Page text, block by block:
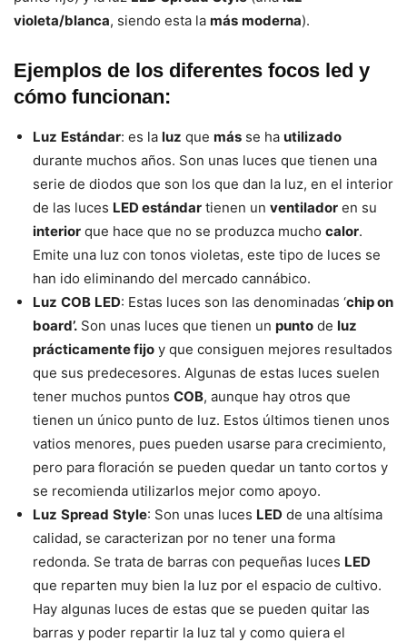
violeta/blanca, siendo esta la más moderna).
Ejemplos de los diferentes focos led y
cómo funcionan:
Luz Estándar: es la luz que más se ha utilizado
durante muchos años. Son unas luces que tienen una
serie de diodos que son los que dan la luz, en el interior
de las luces LED estándar tienen un ventilador en su
interior que hace que no se produzca mucho calor.
Emite una luz con tonos violetas, este tipo de luces se
han ido eliminando del mercado cannábico.
Luz COB LED: Estas luces son las denominadas ‘chip on
board’. Son unas luces que tienen un punto de luz
prácticamente fijo y que consiguen mejores resultados
que sus predecesores. Algunas de estas luces suelen
tener muchos puntos COB, aunque hay otros que
tienen un único punto de luz. Estos últimos tienen unos
vatios menores, pues pueden usarse para crecimiento,
pero para floración se pueden quedar un tanto cortos y
se recomienda utilizarlos mejor como apoyo.
Luz Spread Style: Son unas luces LED de una altísima
calidad, se caracterizan por no tener una forma
redonda. Se trata de barras con pequeñas luces LED
que reparten muy bien la luz por el espacio de cultivo.
Hay algunas luces de estas que se pueden quitar las
barras y poder repartir la luz tal y como quiera el